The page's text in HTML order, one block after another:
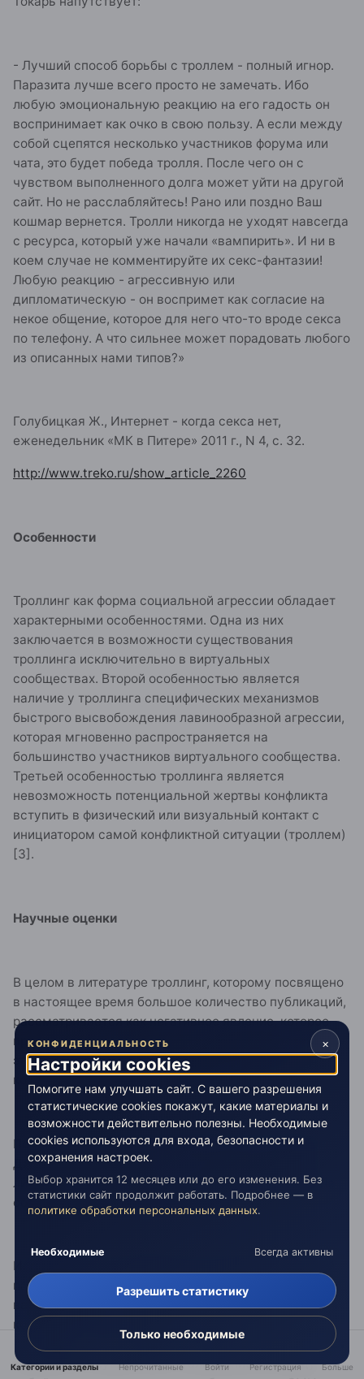
- Лучший способ борьбы с троллем - полный игнор.
Паразита лучше всего просто не замечать. Ибо
любую эмоциональную реакцию на его гадость он
воспринимает как очко в свою пользу. А если между
собой сцепятся несколько участников форума или
чата, это будет победа тролля. После чего он с
чувством выполненного долга может уйти на другой
сайт. Но не расслабляйтесь! Рано или поздно Ваш
кошмар вернется. Тролли никогда не уходят навсегда
с ресурса, который уже начали «вампирить». И ни в
коем случае не комментируйте их секс-фантазии!
Любую реакцию - агрессивную или
дипломатическую - он воспримет как согласие на
некое общение, которое для него что-то вроде секса
по телефону. А что сильнее может порадовать любого
из описанных нами типов?»
Голубицкая Ж., Интернет - когда секса нет,
еженедельник «МК в Питере» 2011 г., N 4, с. 32.
http://www.treko.ru/show_article_2260
Особенности
Троллинг как форма социальной агрессии обладает
характерными особенностями. Одна из них
заключается в возможности существования
троллинга исключительно в виртуальных
сообществах. Второй особенностью является
наличие у троллинга специфических механизмов
быстрого высвобождения лавинообразной агрессии,
которая мгновенно распространяется на
большинство участников виртуального сообщества.
Третьей особенностью троллинга является
невозможность потенциальной жертвы конфликта
вступить в физический или визуальный контакт с
инициатором самой конфликтной ситуации (троллем)
[3].
Научные оценки
В целом в литературе троллинг, которому посвящено
в настоящее время большое количество публикаций,
рассматривается как негативное явление, которое
препятствует установлению и воспроизводству
этических норм сетевого взаимодействия и
конструктивной работе групп[3].
По мнению первой исследовательницы троллинга
Джудит Донат, троллинг — это «игра в подделку
личности, но без согласия большинства игроков, не
сознающих участия в этой игре»[8].
Исследователь Р. Внебрачных называет очевидной
параллель троллинга с явлением энергетического
вампиризма[3]. По мнению автора, высказанному в
конце 2011 года, наиболее успешные тролли
способны создать напряжение в целом ряде
сообществ, осуществляя сталкивание их между
Категории и разделы Непрочитанные Войти Регистрация Больше
×
КОНФИДЕНЦИАЛЬНОСТЬ
Настройки cookies
Помогите нам улучшать сайт. С вашего разрешения
статистические cookies покажут, какие материалы и
возможности действительно полезны. Необходимые
cookies используются для входа, безопасности и
сохранения настроек.
Выбор хранится 12 месяцев или до его изменения. Без
статистики сайт продолжит работать. Подробнее — в
политике обработки персональных данных.
Необходимые Всегда активны
Разрешить статистику
Только необходимые